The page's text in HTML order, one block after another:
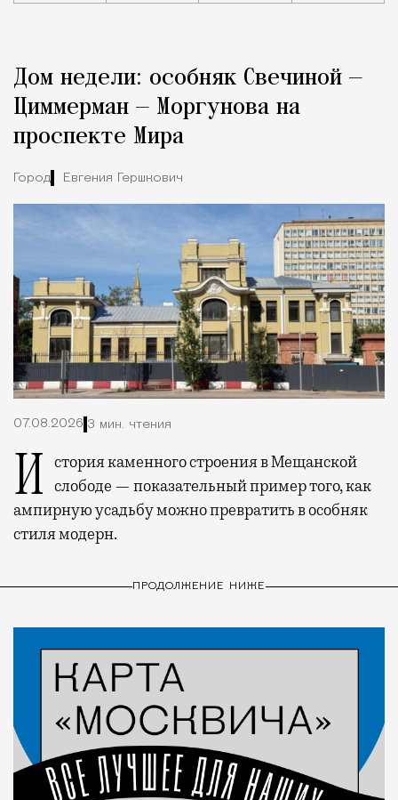
Город
Дом недели: особняк Свечиной —
Циммерман — Моргунова на
проспекте Мира
Город Евгения Гершкович
07.08.2026 3 мин. чтения
История каменного строения в Мещанской слободе — показательный пример того, как
ампирную усадьбу можно превратить в особняк
стиля модерн.
ПРОДОЛЖЕНИЕ НИЖЕ